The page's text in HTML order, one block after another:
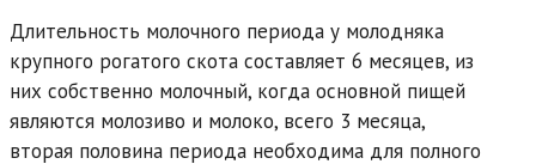
Длительность молочного периода у молодняка
крупного рогатого скота составляет 6 месяцев, из
них собственно молочный, когда основной пищей
являются молозиво и молоко, всего 3 месяца,
вторая половина периода необходима для полного